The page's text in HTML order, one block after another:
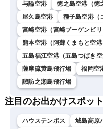
与論空港
徳之島空港（徳
屋久島空港
種子島空港（
宮崎空港（宮崎ブーゲンビリ
熊本空港（阿蘇くまもと空港
五島福江空港（五島つばき空
薩摩硫黄島飛行場
福岡空
諏訪之瀬島飛行場
注目のお出かけスポッ
ハウステンボス
城島高原